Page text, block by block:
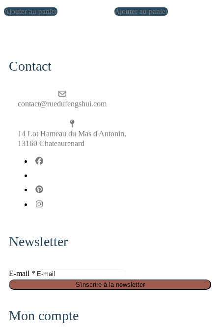
Ajouter au panier Ajouter au panier
Contact
contact@ruedufengshui.com
14 Lot Hameau du Mas d'Antonin,
13160 Chateaurenard
Newsletter
E-mail *
E
a
S'inscrire à la newsletter
Mon compte